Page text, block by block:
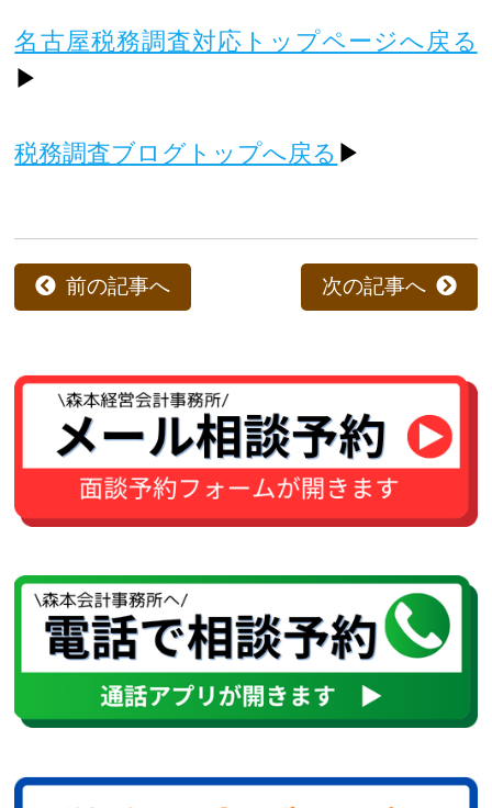
名古屋税務調査対応トップページへ戻る
▶
税務調査ブログトップへ戻る ▶
次の記事へ
前の記事へ